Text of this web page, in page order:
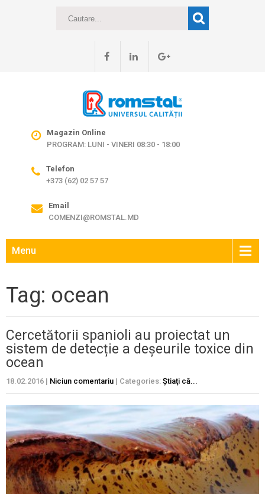
Magazin Online
PROGRAM: LUNI - VINERI 08:30 - 18:00
Telefon
+373 (62) 02 57 57
Email
COMENZI@ROMSTAL.MD
Menu
Tag: ocean
Cercetătorii spanioli au proiectat un
sistem de detecție a deșeurile toxice din
ocean
18.02.2016 | Niciun comentariu | Categories: Ştiaţi că...